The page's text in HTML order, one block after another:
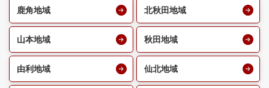
鹿角地域 北秋田地域
山本地域 秋田地域
由利地域 仙北地域